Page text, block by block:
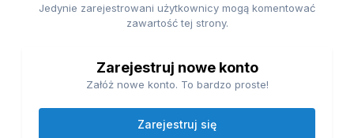
Jedynie zarejestrowani użytkownicy mogą komentować
zawartość tej strony.
Zarejestruj nowe konto
Załóż nowe konto. To bardzo proste!
Zarejestruj się